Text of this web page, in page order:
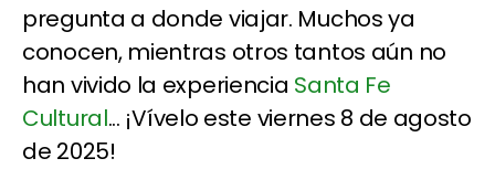
pregunta a donde viajar. Muchos ya
conocen, mientras otros tantos aún no
han vivido la experiencia Santa Fe
Cultural... ¡Vívelo este viernes 8 de agosto
de 2025!